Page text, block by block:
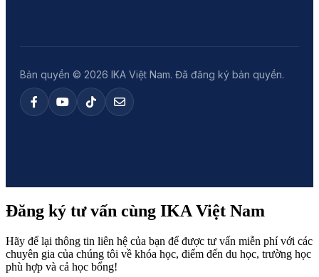
Bản quyền © 2026 IKA Việt Nam. Đã đăng ký bản quyền.
Đăng ký tư vấn cùng IKA Việt Nam
Hãy để lại thông tin liên hệ của bạn để được tư vấn miễn phí với các
chuyên gia của chúng tôi về khóa học, điểm đến du học, trường học
phù hợp và cả học bổng!